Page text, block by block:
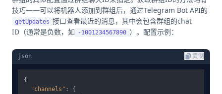
技巧——可以将机器人添加到群组后，通过Telegram Bot API的
getUpdates 接口查看最近的消息，其中会包含群组的chat
ID（通常是负数，如
-1001234567890 ）。配置示例：
json 复制
{
"channels" :
{